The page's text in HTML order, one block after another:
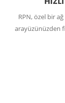
RPN, özel bir
arayüzünüzden